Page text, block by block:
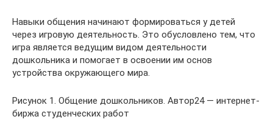
Навыки общения начинают формироваться у детей
через игровую деятельность. Это обусловлено тем, что
игра является ведущим видом деятельности
дошкольника и помогает в освоении им основ
устройства окружающего мира.
Рисунок 1. Общение дошкольников. Автор24 — интернет-
биржа студенческих работ